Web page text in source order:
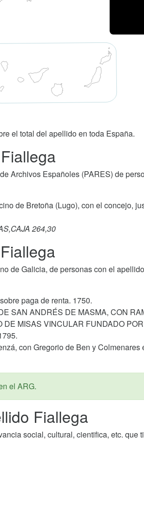
el total del apellido en toda España.
Archivos Españoles (PARES) de
de Bretoña (Lugo), con el concejo,
264,30
de Galicia, de personas con el
paga de renta. 1750.
SAN ANDRÉS DE MASMA, CON
MISAS VINCULAR FUNDADO
con Gregorio de Ben y Colmenares
el ARG.
Fiallega
social, cultural, cientifica, etc. que